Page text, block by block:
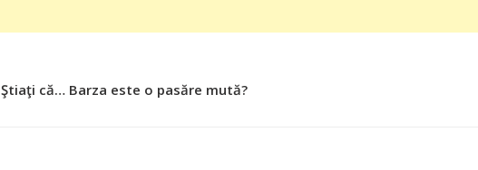
Ştiaţi că… Barza este o pasăre mută?